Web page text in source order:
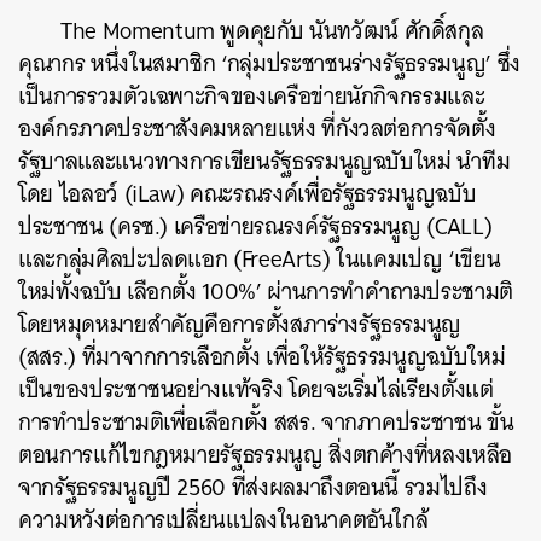
The Momentum พูดคุยกับ นันทวัฒน์ ศักดิ์สกุล
คุณากร หนึ่งในสมาชิก ‘กลุ่มประชาชนร่างรัฐธรรมนูญ’ ซึ่ง
เป็นการรวมตัวเฉพาะกิจของเครือข่ายนักกิจกรรมและ
องค์กรภาคประชาสังคมหลายแห่ง ที่กังวลต่อการจัดตั้ง
รัฐบาลและแนวทางการเขียนรัฐธรรมนูญฉบับใหม่ นำทีม
โดย ไอลอว์ (iLaw) คณะรณรงค์เพื่อรัฐธรรมนูญฉบับ
ประชาชน (ครช.) เครือข่ายรณรงค์รัฐธรรมนูญ (CALL)
และกลุ่มศิลปะปลดแอก (FreeArts) ในแคมเปญ ‘เขียน
ใหม่ทั้งฉบับ เลือกตั้ง 100%’ผ่านการทำคำถามประชามติ
โดยหมุดหมายสำคัญคือการตั้งสภาร่างรัฐธรรมนูญ
(สสร.) ที่มาจากการเลือกตั้ง เพื่อให้รัฐธรรมนูญฉบับใหม่
เป็นของประชาชนอย่างแท้จริง โดยจะเริ่มไล่เรียงตั้งแต่
การทำประชามติเพื่อเลือกตั้ง สสร. จากภาคประชาชน ขั้น
ตอนการแก้ไขกฎหมายรัฐธรรมนูญ สิ่งตกค้างที่หลงเหลือ
จากรัฐธรรมนูญปี 2560 ที่ส่งผลมาถึงตอนนี้ รวมไปถึง
ความหวังต่อการเปลี่ยนแปลงในอนาคตอันใกล้